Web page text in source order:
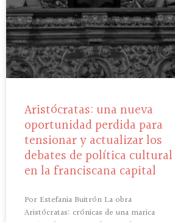
Aristócratas: una nueva
oportunidad perdida para
tensionar y actualizar los
debates de política cultural
en la franciscana capital
Por Estefania Buitrón La obra
Aristócratas: crónicas de una marica